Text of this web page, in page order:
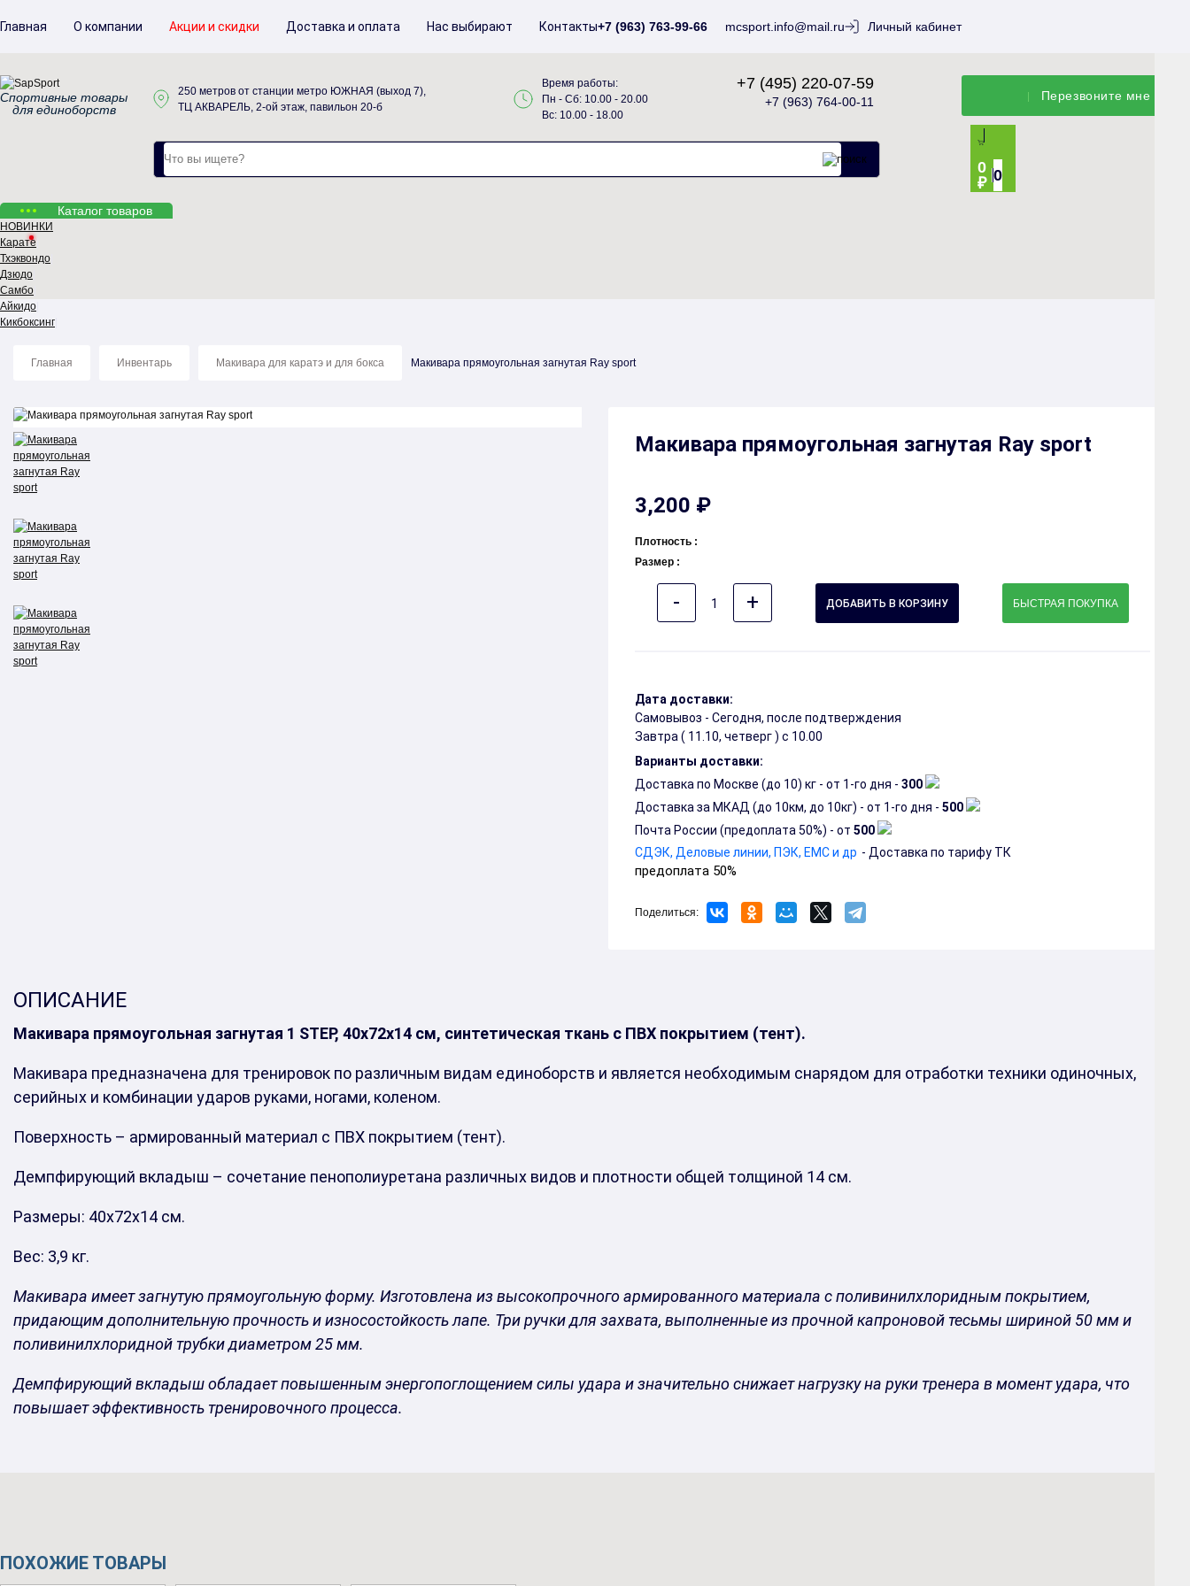
Главная О компании Акции и скидки Доставка и оплата Нас выбирают Контакты+7 (963) 763-99-66 mcsport.info@mail.ru Личный кабинет
Спортивные товары
для единоборств
250 метров от станции метро ЮЖНАЯ (выход 7),
ТЦ АКВАРЕЛЬ, 2-ой этаж, павильон 20-б
Время работы:
Пн - Сб: 10.00 - 20.00
Вс: 10.00 - 18.00
+7 (495) 220-07-59
+7 (963) 764-00-11 Перезвонитe мне
0
₽ 0
Каталог товаров
НОВИНКИ
Карате
Тхэквондо
Дзюдо
Самбо
Айкидо
Кикбоксинг
Главная Инвентарь Макивара для каратэ и для бокса Макивара прямоугольная загнутая Ray sport
Макивара прямоугольная загнутая Ray sport
3,200 ₽
Плотность :
Размер :
- 1 + БЫСТРАЯ ПОКУПКА
Дата доставки:
Самовывоз - Сегодня, после подтверждения
Завтра ( 11.10, четверг) с 10.00
Варианты доставки:
Доставка по Москве (до 10) кг - от 1-го дня - 300
Доставка за МКАД (до 10км, до 10кг) - от 1-го дня - 500
Почта России (предоплата 50%) - от 500
СДЭК, Деловые линии, ПЭК, EMC и др
предоплата 50%
- Доставка по тарифу ТК
Поделиться:
ОПИСАНИЕ
Макивара прямоугольная загнутая 1 STEP, 40х72х14 см, синтетическая ткань с ПВХ покрытием (тент).
Макивара предназначена для тренировок по различным видам единоборств и является необходимым снарядом для отработки техники одиночных,
серийных и комбинации ударов руками, ногами, коленом.
Поверхность – армированный материал с ПВХ покрытием (тент).
Демпфирующий вкладыш – сочетание пенополиуретана различных видов и плотности общей толщиной 14 см.
Размеры: 40х72х14 см.
Вес: 3,9 кг.
Макивара имеет загнутую прямоугольную форму. Изготовлена из высокопрочного армированного материала с поливинилхлоридным покрытием,
придающим дополнительную прочность и износостойкость лапе. Три ручки для захвата, выполненные из прочной капроновой тесьмы шириной 50 мм и
поливинилхлоридной трубки диаметром 25 мм.
Демпфирующий вкладыш обладает повышенным энергопоглощением силы удара и значительно снижает нагрузку на руки тренера в момент удара, что
повышает эффективность тренировочного процесса.
ПОХОЖИЕ ТОВАРЫ